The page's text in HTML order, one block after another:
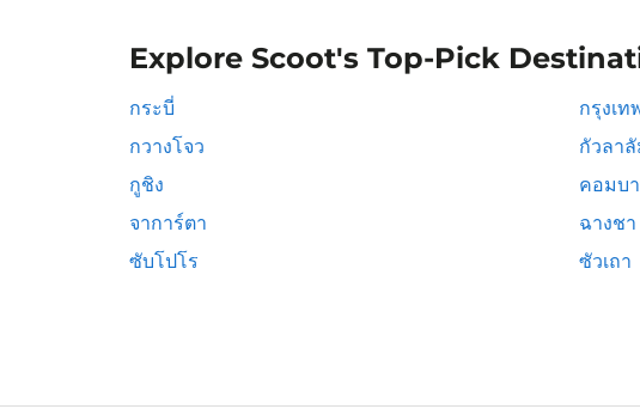
Explore Scoot's Top-Pick
กระบี่ กรุงเ
กวางโจว
กัวลาลั
กูชิง
คอมบ
จาการ์ตา
ฉางชา
ซับโปโร
ซัวเถา